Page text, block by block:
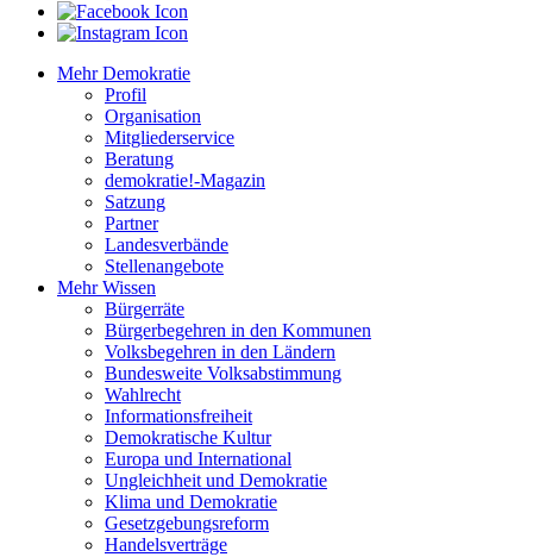
Mehr Demokratie
Profil
Organisation
Mitgliederservice
Beratung
demokratie!-Magazin
Satzung
Partner
Landesverbände
Stellenangebote
Mehr Wissen
Bürgerräte
Bürgerbegehren in den Kommunen
Volksbegehren in den Ländern
Bundesweite Volksabstimmung
Wahlrecht
Informationsfreiheit
Demokratische Kultur
Europa und International
Ungleichheit und Demokratie
Klima und Demokratie
Gesetzgebungsreform
Handelsverträge